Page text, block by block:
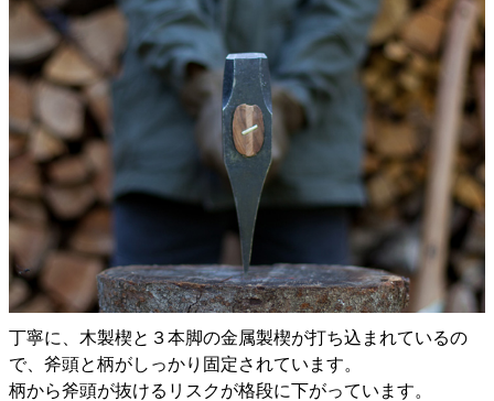
丁寧に、木製楔と３本脚の金属製楔が打ち込まれているの
で、斧頭と柄がしっかり固定されています。
柄から斧頭が抜けるリスクが格段に下がっています。